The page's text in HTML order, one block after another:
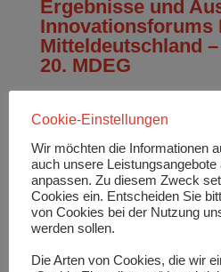
Ergebnisse und
Innovationsforums
Mitteldeutschland
20. MDEG
Cookie-Einstellungen
Wir möchten die Informationen
auch unsere
anpassen. Zu diesem Zweck
Cookies ein. Entscheiden Sie
von Cookies bei der Nutzung
werden sollen.
Die Arten von Cookies, die wir